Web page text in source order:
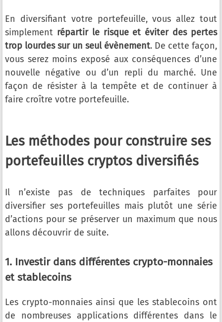
En diversifiant votre portefeuille, vous allez tout
simplement répartir le risque et éviter des pertes
trop lourdes sur un seul évènement. De cette façon,
vous serez moins exposé aux conséquences d’une
nouvelle négative ou d’un repli du marché. Une
façon de résister à la tempête et de continuer à
faire croître votre portefeuille.
Les méthodes pour construire ses
portefeuilles cryptos diversifiés
Il n’existe pas de techniques parfaites pour
diversifier ses portefeuilles mais plutôt une série
d’actions pour se préserver un maximum que nous
allons découvrir de suite.
1. Investir dans différentes crypto-monnaies
et stablecoins
Les crypto-monnaies ainsi que les stablecoins ont
de nombreuses applications différentes dans le